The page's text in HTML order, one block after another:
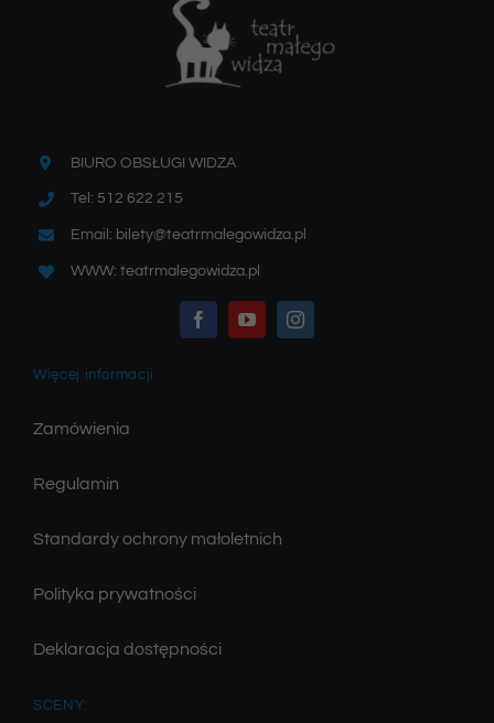
BIURO OBSŁUGI WIDZA
Tel: 512 622 215
Email: bilety@teatrmalegowidza.pl
WWW: teatrmalegowidza.pl
Więcej informacji
Zamówienia
Regulamin
Standardy ochrony małoletnich
Polityka prywatności
Deklaracja dostępności
SCENY: